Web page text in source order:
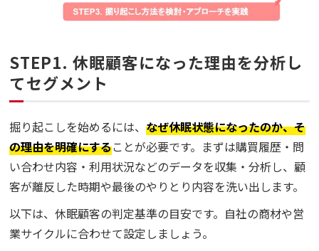
STEP1. 休眠顧客になった理由を分析し
てセグメント
掘り起こしを始めるには、なぜ休眠状態になったのか、そ
の理由を明確にすることが必要です。まずは購買履歴・問
い合わせ内容・利用状況などのデータを収集・分析し、顧
客が離反した時期や最後のやりとり内容を洗い出します。
以下は、休眠顧客の判定基準の目安です。自社の商材や営
業サイクルに合わせて設定しましょう。